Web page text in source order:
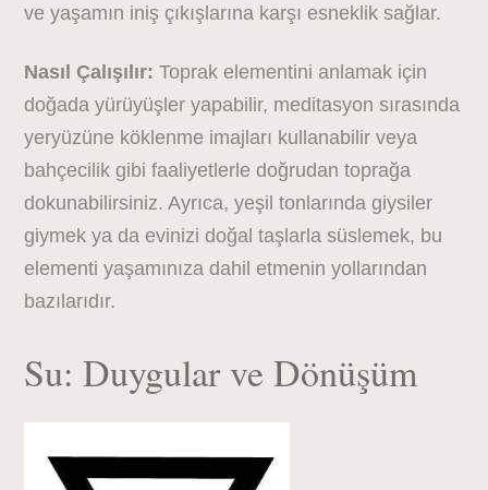
ve yaşamın iniş çıkışlarına karşı esneklik sağlar.
Nasıl Çalışılır: Toprak elementini anlamak için
doğada yürüyüşler yapabilir, meditasyon sırasında
yeryüzüne köklenme imajları kullanabilir veya
bahçecilik gibi faaliyetlerle doğrudan toprağa
dokunabilirsiniz. Ayrıca, yeşil tonlarında giysiler
giymek ya da evinizi doğal taşlarla süslemek, bu
elementi yaşamınıza dahil etmenin yollarından
bazılarıdır.
Su: Duygular ve Dönüşüm